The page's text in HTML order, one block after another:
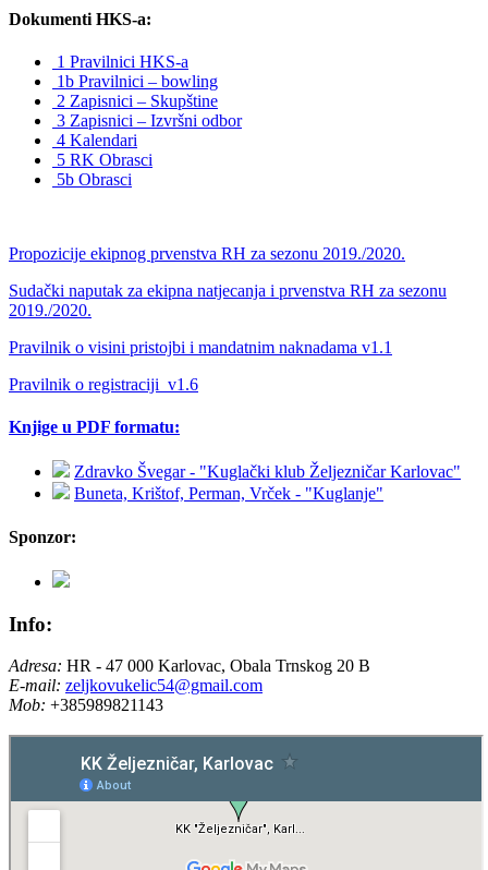
Dokumenti HKS-a:
1 Pravilnici HKS-a
1b Pravilnici – bowling
2 Zapisnici – Skupštine
3 Zapisnici – Izvršni odbor
4 Kalendari
5 RK Obrasci
5b Obrasci
Propozicije ekipnog prvenstva RH za sezonu 2019./2020.
Sudački naputak za ekipna natjecanja i prvenstva RH za sezonu
2019./2020.
Pravilnik o visini pristojbi i mandatnim naknadama v1.1
Pravilnik o registraciji_v1.6
Knjige u PDF formatu:
Zdravko Švegar - "Kuglački klub Željezničar Karlovac"
Buneta, Krištof, Perman, Vrček - "Kuglanje"
Sponzor:
Info:
Adresa: HR - 47 000 Karlovac, Obala Trnskog 20 B
E-mail: zeljkovukelic54@gmail.com
Mob: +385989821143